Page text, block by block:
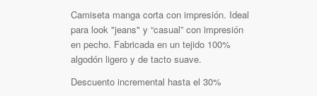
Camiseta manga corta con impresión. Ideal
para look "jeans" y “casual” con impresión
en pecho. Fabricada en un tejido 100%
algodón ligero y de tacto suave.
Descuento incremental hasta el 30%